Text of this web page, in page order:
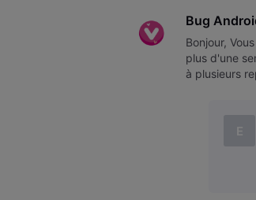
Bug
Bonjour,
plus d'une
à plusieurs
E